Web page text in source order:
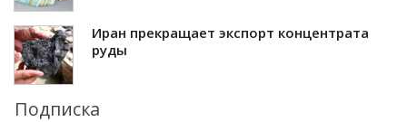
Иран прекращает экспорт концентрата
руды
Подписка